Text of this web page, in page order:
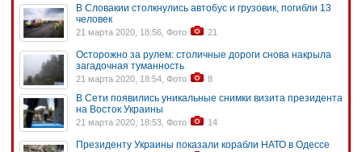
В Словакии столкнулись автобус и грузовик, погибли 13
человек
21 марта 2020, 18:56, Фото 21
Осторожно за рулем: столичные дороги снова накрыла
загадочная туманность
21 марта 2020, 18:54, Фото 8
В Сети появились уникальные снимки визита президента
на Восток Украины
21 марта 2020, 18:53, Фото 14
Президенту Украины показали корабли НАТО в Одессе